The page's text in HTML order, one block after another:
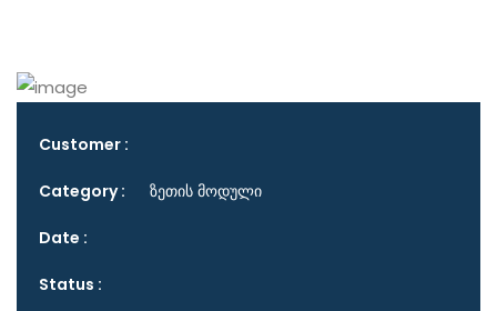
Customer :
Category : ზეთის მოდული
Date :
Status :